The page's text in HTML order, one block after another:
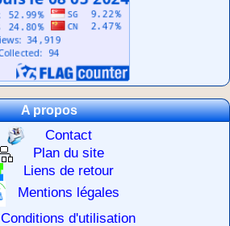
A propos
Contact
Plan du site
Liens de retour
Mentions légales
Conditions d'utilisation